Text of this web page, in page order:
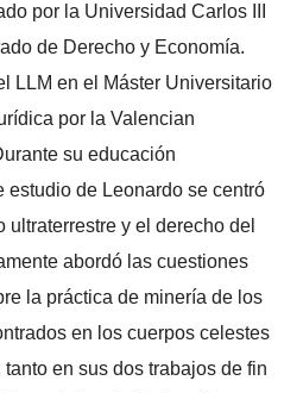
por la Universidad Carlos III
de Derecho y Economía.
LLM en el Máster Universitario
por la Valencian
su educación
estudio de Leonardo se centró
y el derecho del
abordó las cuestiones
la práctica de minería de los
en los cuerpos celestes
en sus dos trabajos de fin